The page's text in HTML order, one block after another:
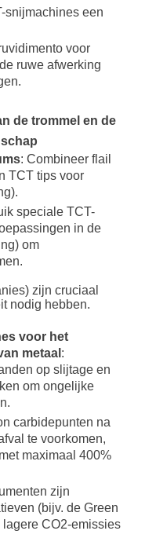
snijmachines een
voor
ruwe afwerking
de trommel en de
: Combineer flail
TCT tips voor
speciale TCT-
in de
om
zijn cruciaal
nodig hebben.
voor het
metaal :
op slijtage en
om ongelijke
carbidepunten na
te voorkomen,
maximaal 400%
zijn
(bijv. de Green
CO2-emissies